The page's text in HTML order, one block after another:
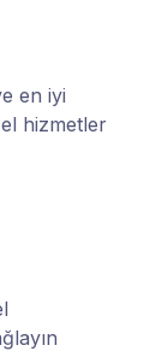
en iyi
hizmetler